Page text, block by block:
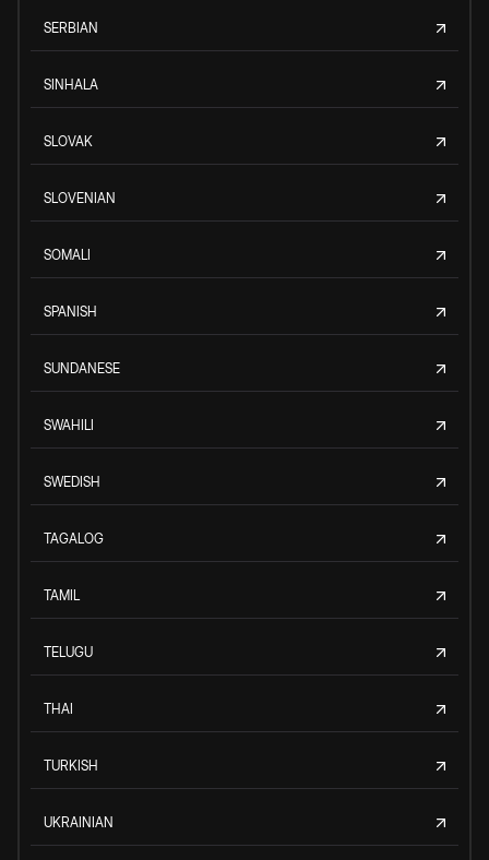
SERBIAN
SINHALA
SLOVAK
SLOVENIAN
SOMALI
SPANISH
SUNDANESE
SWAHILI
SWEDISH
TAGALOG
TAMIL
TELUGU
THAI
TURKISH
UKRAINIAN